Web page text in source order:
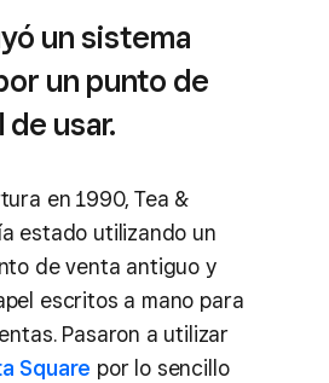
un sistema
un punto de
usar.
en 1990, Tea &
estado utilizando un
de venta antiguo y
escritos a mano para
Pasaron a utilizar
Square por lo sencillo